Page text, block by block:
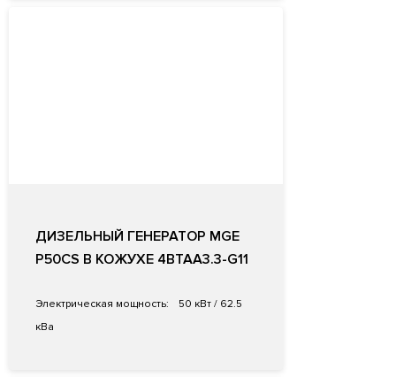
ДИЗЕЛЬНЫЙ ГЕНЕРАТОР MGE
P50CS В КОЖУХЕ 4BTAA3.3-G11
Электрическая мощность:
50 кВт / 62.5
кВа